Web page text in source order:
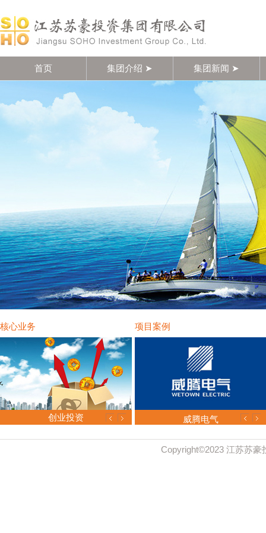
首页 集团介绍 ➤ 集团新闻 ➤
核心业务 项目案例
创业投资
瑞可达 威腾电气
Copyright©2023 江苏苏